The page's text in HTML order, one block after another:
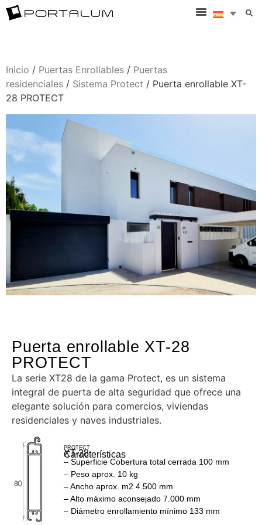
Inicio / Puertas Enrollables / Puertas
residenciales / Sistema Protect / Puerta enrollable XT-
28 PROTECT
Puerta enrollable XT-28
PROTECT
La serie XT28 de la gama Protect, es un sistema
integral de puerta de alta seguridad que ofrece una
elegante solución para comercios, viviendas
residenciales y naves industriales.
PROTECT
XT-28
Características
– Superficie Cobertura total cerrada 100 mm
– Peso aprox. 10 kg
– Ancho aprox. m2 4.500 mm
– Alto máximo aconsejado 7.000 mm
– Diámetro enrollamiento mínimo 133 mm